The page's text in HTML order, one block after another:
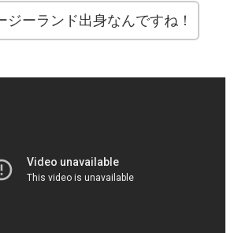
ジーランド出身なんですね！